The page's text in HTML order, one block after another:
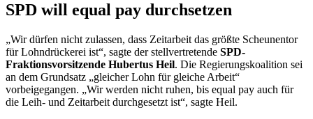
SPD will equal pay durchsetzen
„Wir dürfen nicht zulassen, dass Zeitarbeit das größte Scheunentor
für Lohndrückerei ist“, sagte der stellvertretende SPD-
Fraktionsvorsitzende Hubertus Heil. Die Regierungskoalition sei
an dem Grundsatz „gleicher Lohn für gleiche Arbeit“
vorbeigegangen. „Wir werden nicht ruhen, bis equal pay auch für
die Leih- und Zeitarbeit durchgesetzt ist“, sagte Heil.